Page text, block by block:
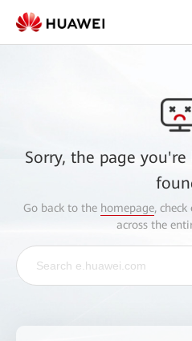
Sorry, the page
Go back to the homepage, check
across the